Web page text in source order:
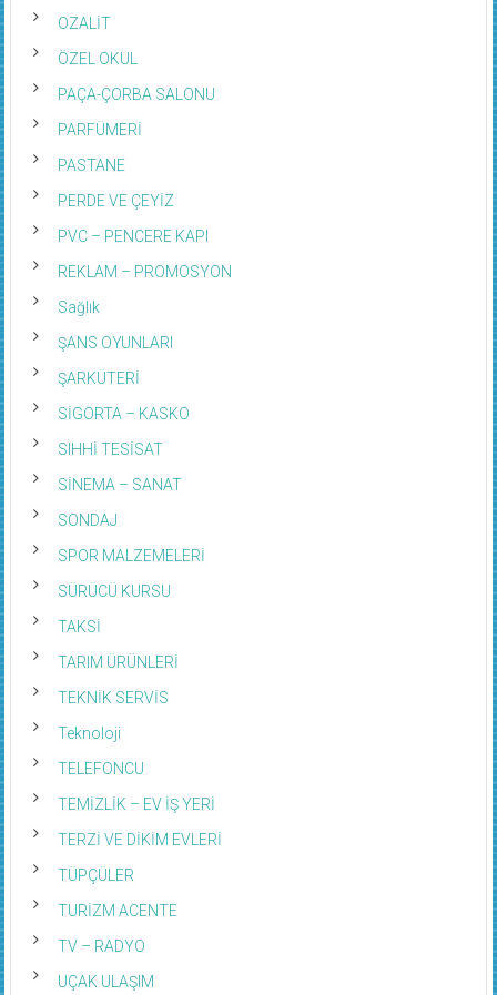
OZALİT
ÖZEL OKUL
PAÇA-ÇORBA SALONU
PARFÜMERİ
PASTANE
PERDE VE ÇEYİZ
PVC – PENCERE KAPI
REKLAM – PROMOSYON
Sağlık
ŞANS OYUNLARI
ŞARKÜTERİ
SİGORTA – KASKO
SIHHİ TESİSAT
SİNEMA – SANAT
SONDAJ
SPOR MALZEMELERİ
SÜRÜCÜ KURSU
TAKSİ
TARIM ÜRÜNLERİ
TEKNİK SERVİS
Teknoloji
TELEFONCU
TEMİZLİK – EV İŞ YERİ
TERZİ VE DİKİM EVLERİ
TÜPÇÜLER
TURİZM ACENTE
TV – RADYO
UÇAK ULAŞIM